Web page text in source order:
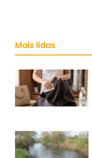
Mais lidas